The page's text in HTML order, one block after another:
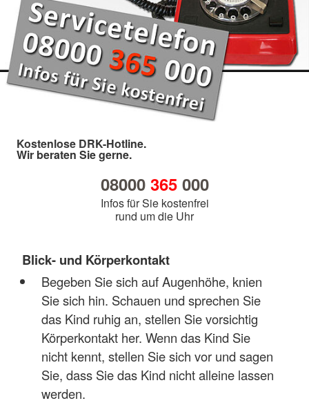
Kostenlose DRK-Hotline.
Wir beraten Sie gerne.
08000 365000
Infos für Sie kostenfrei
rund um die Uhr
Blick- und Körperkontakt
Begeben Sie sich auf Augenhöhe, knien
Sie sich hin. Schauen und sprechen Sie
das Kind ruhig an, stellen Sie vorsichtig
Körperkontakt her. Wenn das Kind Sie
nicht kennt, stellen Sie sich vor und sagen
Sie, dass Sie das Kind nicht alleine lassen
werden.